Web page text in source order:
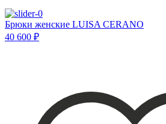
Брюки женские LUISA CERANO
40 600 ₽